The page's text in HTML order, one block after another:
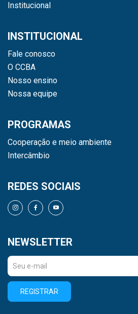
Institucional
INSTITUCIONAL
Fale conosco
O CCBA
Nosso ensino
Nossa equipe
PROGRAMAS
Cooperação e meio ambiente
Intercâmbio
REDES SOCIAIS
NEWSLETTER
REGISTRAR